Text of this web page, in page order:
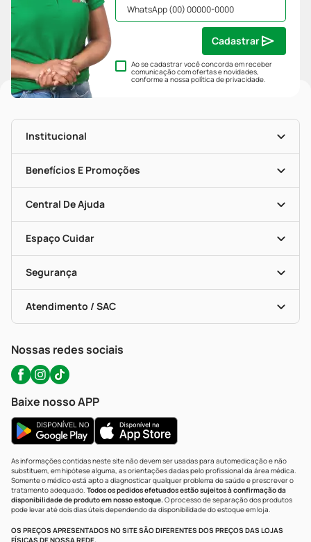
Ao se cadastrar você concorda em receber
comunicação com ofertas e novidades,
conforme a nossapolítica de privacidade.
Cadastrar
Institucional
História
Nossas Lojas
Mapa De Categorias
Blog Da PP
Seja Uma Loja Parceira
Benefícios E Promoções
Clube PP
Convênios
Programa Popular Do Brasil
Encarte De Ofertas
Dermaclub
Descontos De Laboratório (PBM)
Cupons E Ofertas
Central De Ajuda
Entrega
Recompra Programada
Compras Com Receita
Alomed (tele-Entrega)
Formas De Pagamento
Troca E Devolução
Bulas De A A Z
Políticas De Marketplace
Espaço Cuidar
Vacinas
Serviços Farmacêuticos
Testes Rápidos
Autoteste Covid-19
Segurança
Certificado De Segurança
Portal Da Privacidade
Atendimento / SAC
WhatsApp (47) 9202-1687
Nossas redes sociais
Baixe nosso APP
As informações contidas neste site não devem ser usadas para automedicação e não
substituem, em hipótese alguma, as orientações dadas pelo profissional da área médica.
Somente o médico está apto a diagnosticar qualquer problema de saúde e prescrever o
tratamento adequado. Todos os pedidos efetuados estão sujeitos à confirmação da
disponibilidade de produto em nosso estoque.O processo de separação dos produtos
pode levar até dois dias úteis dependendo da disponibilidade do estoque em loja.
OS PREÇOS APRESENTADOS NO SITE SÃO DIFERENTES DOS PREÇOS DAS LOJAS
FÍSICAS DE NOSSA REDE.